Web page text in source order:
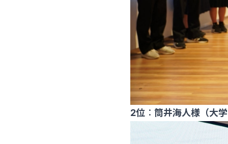
2位 ： 筒井海人様（大